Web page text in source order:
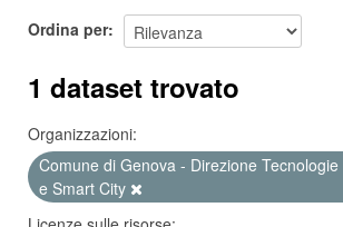
Ordina per
1 dataset trovato
Organizzazioni:
Comune di Genova - Direzione
e Smart City